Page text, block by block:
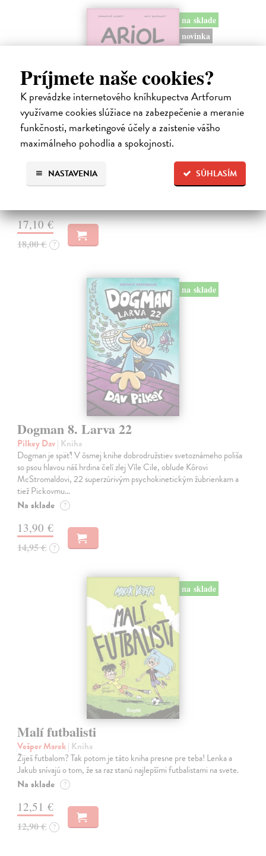
Príjmete naše cookies?
K prevádzke internetového kníhkupectva Artforum
využívame cookies slúžiace na zabezpečenie a meranie
funkčnosti, marketingové účely a zaistenie vášho
maximálneho pohodlia a spokojnosti.
SÚHLASÍM
NASTAVENIA
na sklade
novinka
Ariol 4
Guibert Emmanuel
PEŤULA je krásna a ako pekne vonia! Ariol sedí v triede rovno za ňou
a vo svojich myšlienkach ju zasýpa komplimentami. Dokonca si
predstavuje, ako jej hovorí, že ju miluje.
17,10 €
18,00 € ?
na sklade
Dogman 8. Larva 22
Pilkey Dav| Kniha
Dogman je späť! V ôsmej knihe dobrodružstiev svetoznámeho poliša
so psou hlavou náš hrdina čelí zlej Víle Cile, oblude Kôrovi
McStromaldovi, 22 superzúrivým psychokinetickým žubrienkam a
tiež Pickovmu…
Na sklade ?
13,90 €
14,95 € ?
na sklade
Malí futbalisti
Vešper Marek| Kniha
Žiješ futbalom? Tak potom je táto kniha presne pre teba! Lenka a
Jakub snívajú o tom, že sa raz stanú najlepšími futbalistami na svete.
Na sklade ?
12,51 €
12,90 € ?